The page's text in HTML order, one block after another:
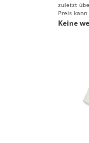
zuletzt
Preis
Keine